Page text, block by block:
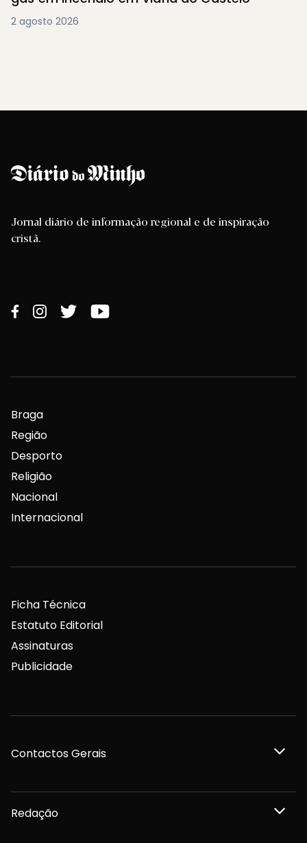
2 agosto 2026
Jornal diário de informação regional e de inspiração
cristã.
Braga
Região
Desporto
Religião
Nacional
Internacional
Ficha Técnica
Estatuto Editorial
Assinaturas
Publicidade
Contactos Gerais
Redação